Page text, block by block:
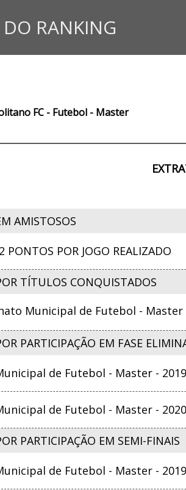
DO RANKING
FC - Futebol - Master
AMISTOSOS
POR JOGO REALIZADO
TÍTULOS CONQUISTADOS
Municipal de Futebol - Master
PARTICIPAÇÃO EM FASE
de Futebol - Master - 2019
de Futebol - Master - 2020
PARTICIPAÇÃO EM SEMI-FINAIS
de Futebol - Master - 2019